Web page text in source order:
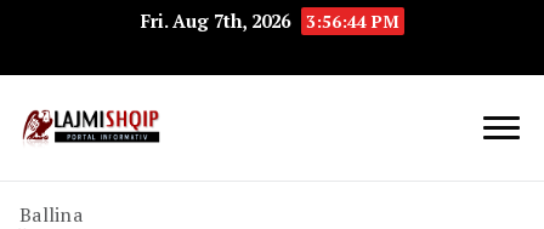
Fri. Aug 7th, 2026 3:56:44 PM
Ballina